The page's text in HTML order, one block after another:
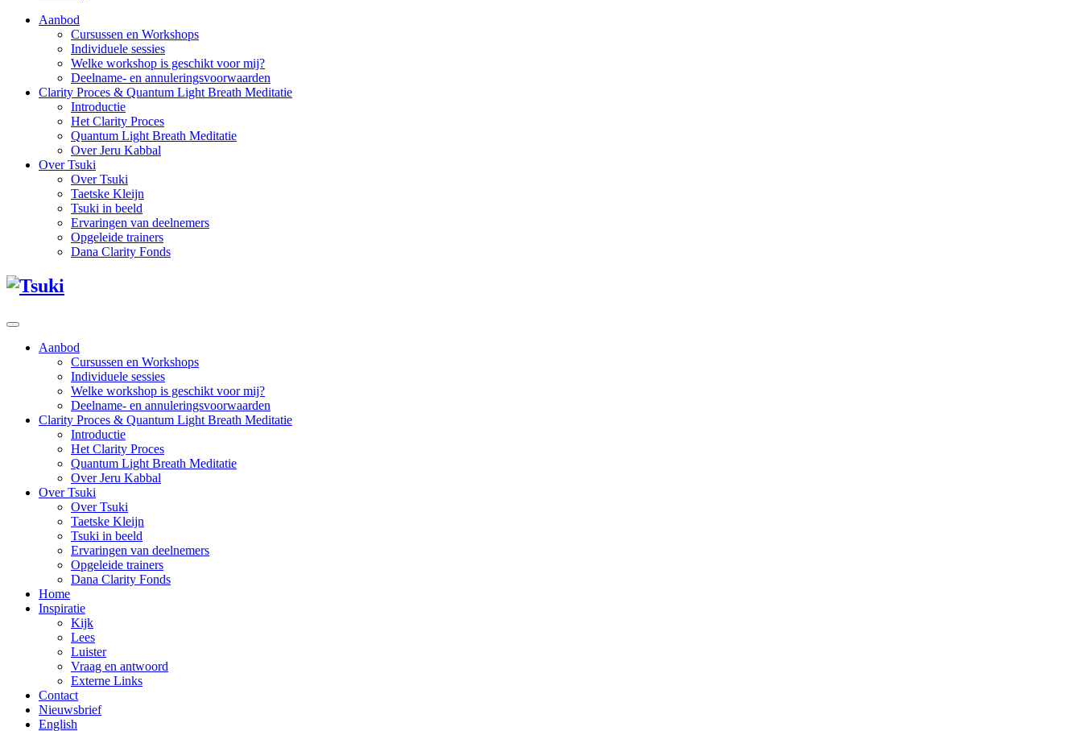
Aanbod
Cursussen en Workshops
Individuele sessies
Welke workshop is geschikt voor mij?
Deelname- en annuleringsvoorwaarden
Clarity Proces & Quantum Light Breath Meditatie
Introductie
Het Clarity Proces
Quantum Light Breath Meditatie
Over Jeru Kabbal
Over Tsuki
Over Tsuki
Taetske Kleijn
Tsuki in beeld
Ervaringen van deelnemers
Opgeleide trainers
Dana Clarity Fonds
Aanbod
Cursussen en Workshops
Individuele sessies
Welke workshop is geschikt voor mij?
Deelname- en annuleringsvoorwaarden
Clarity Proces & Quantum Light Breath Meditatie
Introductie
Het Clarity Proces
Quantum Light Breath Meditatie
Over Jeru Kabbal
Over Tsuki
Over Tsuki
Taetske Kleijn
Tsuki in beeld
Ervaringen van deelnemers
Opgeleide trainers
Dana Clarity Fonds
Home
Inspiratie
Kijk
Lees
Luister
Vraag en antwoord
Externe Links
Contact
Nieuwsbrief
English